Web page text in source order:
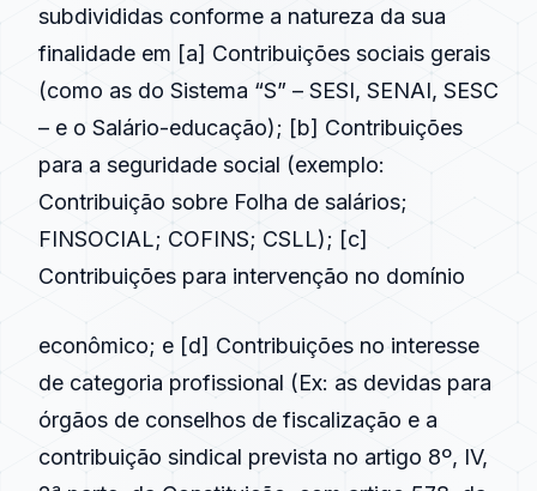
subdivididas conforme a natureza da sua
finalidade em [a] Contribuições sociais gerais
(como as do Sistema “S” – SESI, SENAI, SESC
– e o Salário-educação); [b] Contribuições
para a seguridade social (exemplo:
Contribuição sobre Folha de salários;
FINSOCIAL; COFINS; CSLL); [c]
Contribuições para intervenção no domínio
econômico; e [d] Contribuições no interesse
de categoria profissional (Ex: as devidas para
órgãos de conselhos de fiscalização e a
contribuição sindical prevista no artigo 8º, IV,